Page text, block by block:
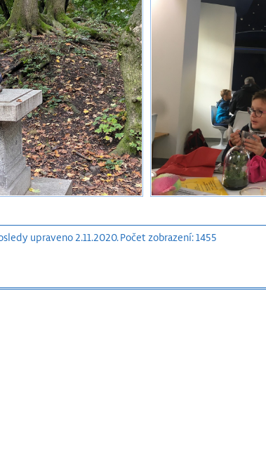
upraveno 2.11.2020. Počet zobrazení: 1455